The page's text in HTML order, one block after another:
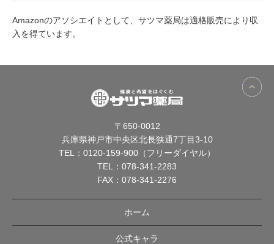
Amazonのアソシエイトとして、サツマ薬局は適格販売により収
入を得ています。
〒650-0012
兵庫県神戸市中央区北長狭通7丁目3-10
TEL： 0120-159-900（フリーダイヤル）
TEL： 078-341-2283
FAX：078-341-2276
ホーム
公式キャラ